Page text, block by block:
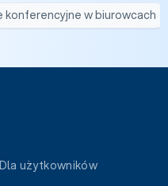
konferencyjne w biurowcach
Dla użytkowników